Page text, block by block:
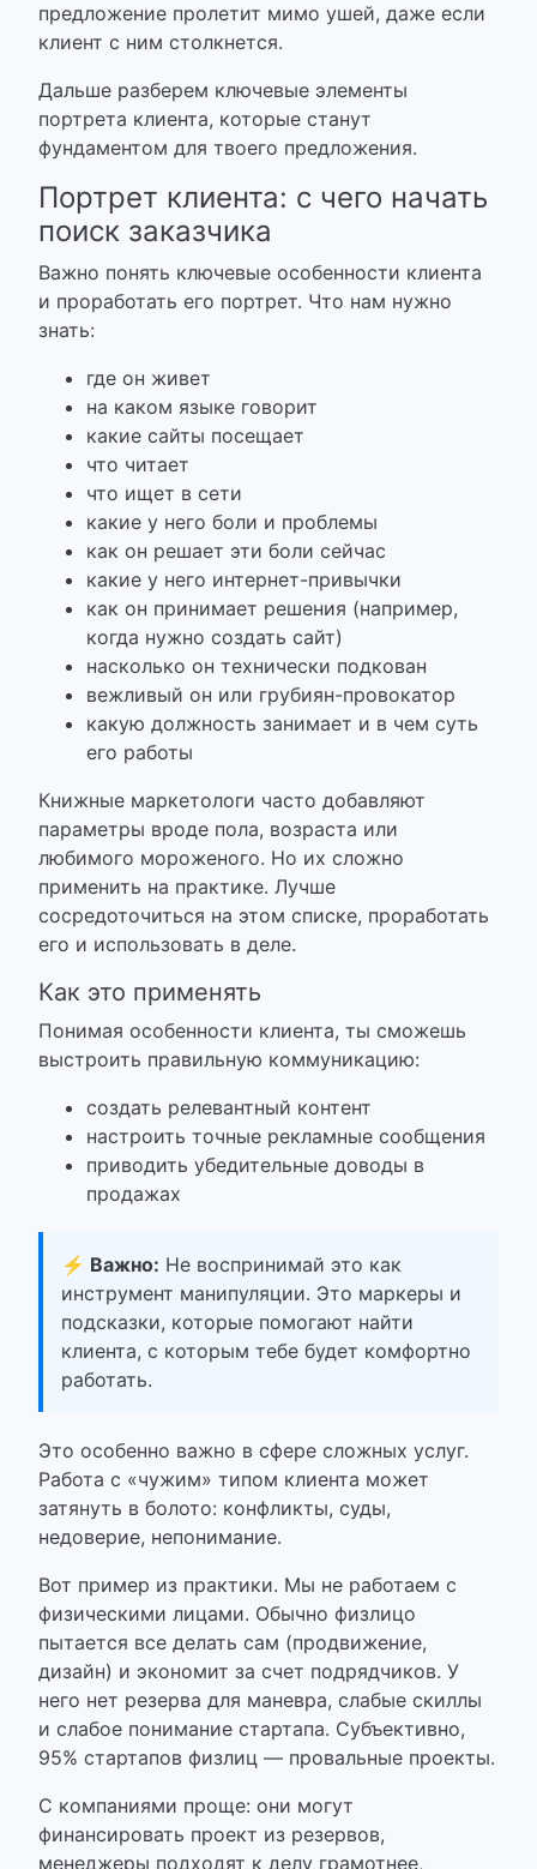
предложение пролетит мимо ушей, даже если
клиент с ним столкнется.
Дальше разберем ключевые элементы
портрета клиента, которые станут
фундаментом для твоего предложения.
Портрет клиента: с чего начать
поиск заказчика
Важно понять ключевые особенности клиента
и проработать его портрет. Что нам нужно
знать:
где он живет
на каком языке говорит
какие сайты посещает
что читает
что ищет в сети
какие у него боли и проблемы
как он решает эти боли сейчас
какие у него интернет-привычки
как он принимает решения (например,
когда нужно создать сайт)
насколько он технически подкован
вежливый он или грубиян-провокатор
какую должность занимает и в чем суть
его работы
Книжные маркетологи часто добавляют
параметры вроде пола, возраста или
любимого мороженого. Но их сложно
применить на практике. Лучше
сосредоточиться на этом списке, проработать
его и использовать в деле.
Как это применять
Понимая особенности клиента, ты сможешь
выстроить правильную коммуникацию:
создать релевантный контент
настроить точные рекламные сообщения
приводить убедительные доводы в
продажах
⚡ Важно: Не воспринимай это как
инструмент манипуляции. Это маркеры и
подсказки, которые помогают найти
клиента, с которым тебе будет комфортно
работать.
Это особенно важно в сфере сложных услуг.
Работа с «чужим» типом клиента может
затянуть в болото: конфликты, суды,
недоверие, непонимание.
Вот пример из практики. Мы не работаем с
физическими лицами. Обычно физлицо
пытается все делать сам (продвижение,
дизайн) и экономит за счет подрядчиков. У
него нет резерва для маневра, слабые скиллы
и слабое понимание стартапа. Субъективно,
95% стартапов физлиц — провальные проекты.
С компаниями проще: они могут
финансировать проект из резервов,
менеджеры подходят к делу грамотнее,